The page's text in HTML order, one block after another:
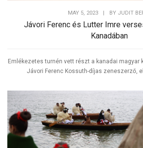
MAY 5, 2023 BY JUDIT
Jávori Ferenc és Lutter Imre
Kanadában
Emlékezetes turnén vett részt a kanadai magyar
Jávori Ferenc Kossuth-díjas zeneszerző,